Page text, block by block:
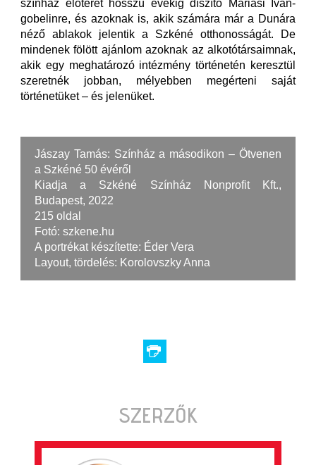
színház előterét hosszú évekig díszítő Máriási Iván-
gobelinre, és azoknak is, akik számára már a Dunára
néző ablakok jelentik a Szkéné otthonosságát. De
mindenek fölött ajánlom azoknak az alkotótársaimnak,
akik egy meghatározó intézmény történetén keresztül
szeretnék jobban, mélyebben megérteni saját
történetüket – és jelenüket.
Jászay Tamás: Színház a másodikon – Ötvenen
a Szkéné 50 évéről
Kiadja a Szkéné Színház Nonprofit Kft.,
Budapest, 2022
215 oldal
Fotó: szkene.hu
A portrékat készítette: Éder Vera
Layout, tördelés: Korolovszky Anna
SZERZŐK